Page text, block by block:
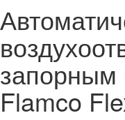
запорным
Flamco